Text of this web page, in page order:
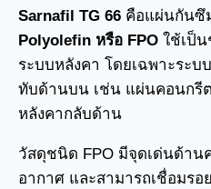
Sarnafil TG 66 คือแผ่นกันซึ
Polyolefin หรือ FPO ใช้เป็
ระบบหลังคา โดยเฉพาะระ
ทับด้านบน เช่น แผ่นคอนกรี
หลังคากลับด้าน
วัสดุชนิด FPO มีจุดเด่นด้า
อากาศ และสามารถเชื่อมร